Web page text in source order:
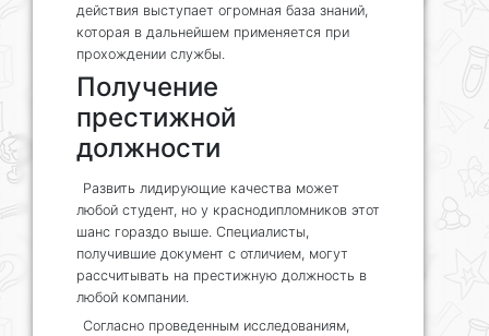
действия выступает огромная база знаний,
которая в дальнейшем применяется при
прохождении службы.
Получение
престижной
должности
Развить лидирующие качества может
любой студент, но у краснодипломников этот
шанс гораздо выше. Специалисты,
получившие документ с отличием, могут
рассчитывать на престижную должность в
любой компании.
Согласно проведенным исследованиям,